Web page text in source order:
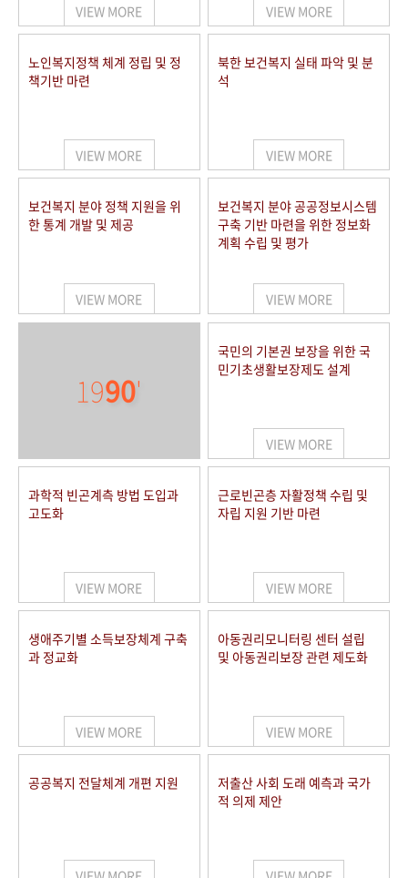
VIEW MORE VIEW MORE
노인복지정책 체계 정립 및 정
책기반 마련
VIEW MORE
북한 보건복지 실태 파악 및 분
석
VIEW MORE
보건복지 분야 정책 지원을 위
한 통계 개발 및 제공
VIEW MORE
보건복지 분야 공공정보시스템
구축 기반 마련을 위한 정보화
계획 수립 및 평가
VIEW MORE
1990'
국민의 기본권 보장을 위한 국
민기초생활보장제도 설계
VIEW MORE
과학적 빈곤계측 방법 도입과
고도화
VIEW MORE
근로빈곤층 자활정책 수립 및
자립 지원 기반 마련
VIEW MORE
생애주기별 소득보장체계 구축
과 정교화
VIEW MORE
아동권리모니터링 센터 설립
및 아동권리보장 관련 제도화
VIEW MORE
공공복지 전달체계 개편 지원
저출산 사회 도래 예측과 국가
적 의제 제안